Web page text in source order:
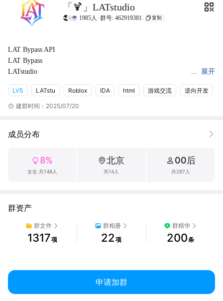
「🍹」LATstudio
1985人· 群号: 462919381 复制
展开
LAT Bypass API
LAT Bypass
LATstudio
2群:557047118
3群:527098561
4群:751028285
林林小小恬官方群聊:523361452
游戏交流群:851509429
官方QQ频道:LATstudio1
此交流群交流roblox-脚本-脚本编程-软件编程-使用教程
有心事都可以说出来哈，把此群当做你的避风港
没事哒，无论何事
LV5 LATstu Roblox IDA html 游戏交流 逆向开发
建群时间：2025/07/20
成员分布
8%
女生 共148人
北京
共14人
00后
共287人
群资产
群文件
1317项
群相册
22 项
群精华
200条
申请加群